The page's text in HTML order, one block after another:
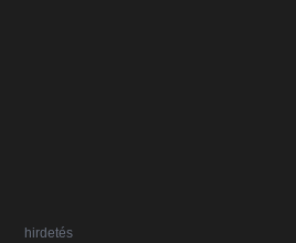
hirdetés